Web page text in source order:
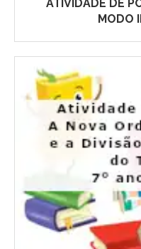
ATIVIDADE DE
MODO